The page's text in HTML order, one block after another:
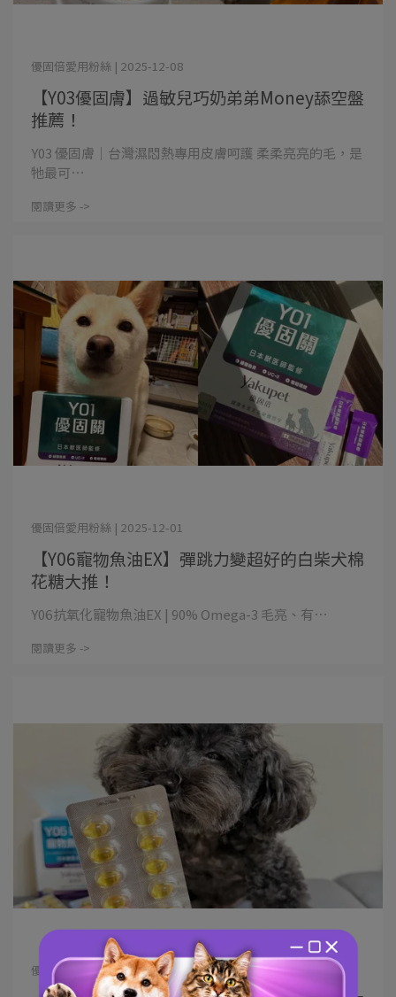
【Y03優固膚】過敏兒巧奶弟弟Money舔空盤
推薦！
優固倍愛用粉絲 | 2025-12-08
Y03 優固膚｜台灣濕悶熱專用皮膚呵護 柔柔亮亮的毛，是
牠最可⋯
閱讀更多 ->
【Y06寵物魚油EX】彈跳力變超好的白柴犬棉
花糖大推！
優固倍愛用粉絲 | 2025-12-01
Y06抗氧化寵物魚油EX | 90% Omega-3 毛亮、有⋯
閱讀更多 ->
優固倍愛用粉絲 | 2025-11-24